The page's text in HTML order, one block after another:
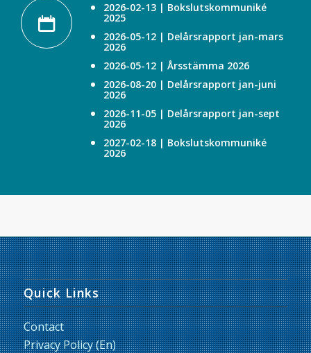
2026-02-13 | Bokslutskommuniké
2025
2026-05-12 | Delårsrapport jan-mars
2026
2026-05-12 | Årsstämma 2026
2026-08-20 | Delårsrapport jan-juni
2026
2026-11-05 | Delårsrapport jan-sept
2026
2027-02-18 | Bokslutskommuniké
2026
Quick Links
Contact
Privacy Policy (En)